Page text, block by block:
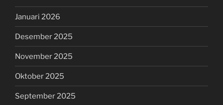
Januari 2026
Desember 2025
November 2025
Oktober 2025
September 2025